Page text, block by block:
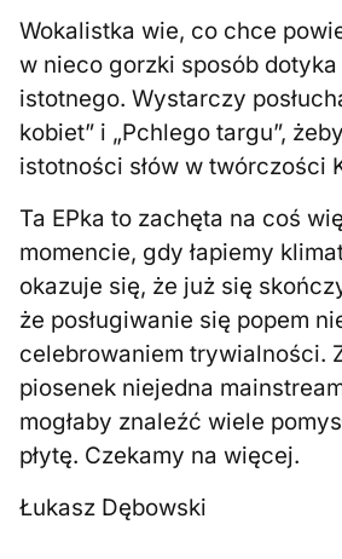
Wokalistka wie, co chce
w nieco gorzki sposób
istotnego. Wystarczy
kobiet” i „Pchlego targu”,
istotności słów w twórczości
Ta EPka to zachęta na coś
momencie, gdy łapiemy
okazuje się, że już się
że posługiwanie się popem
celebrowaniem trywialności.
piosenek niejedna
mogłaby znaleźć wiele
płytę. Czekamy na więcej.
Łukasz Dębowski